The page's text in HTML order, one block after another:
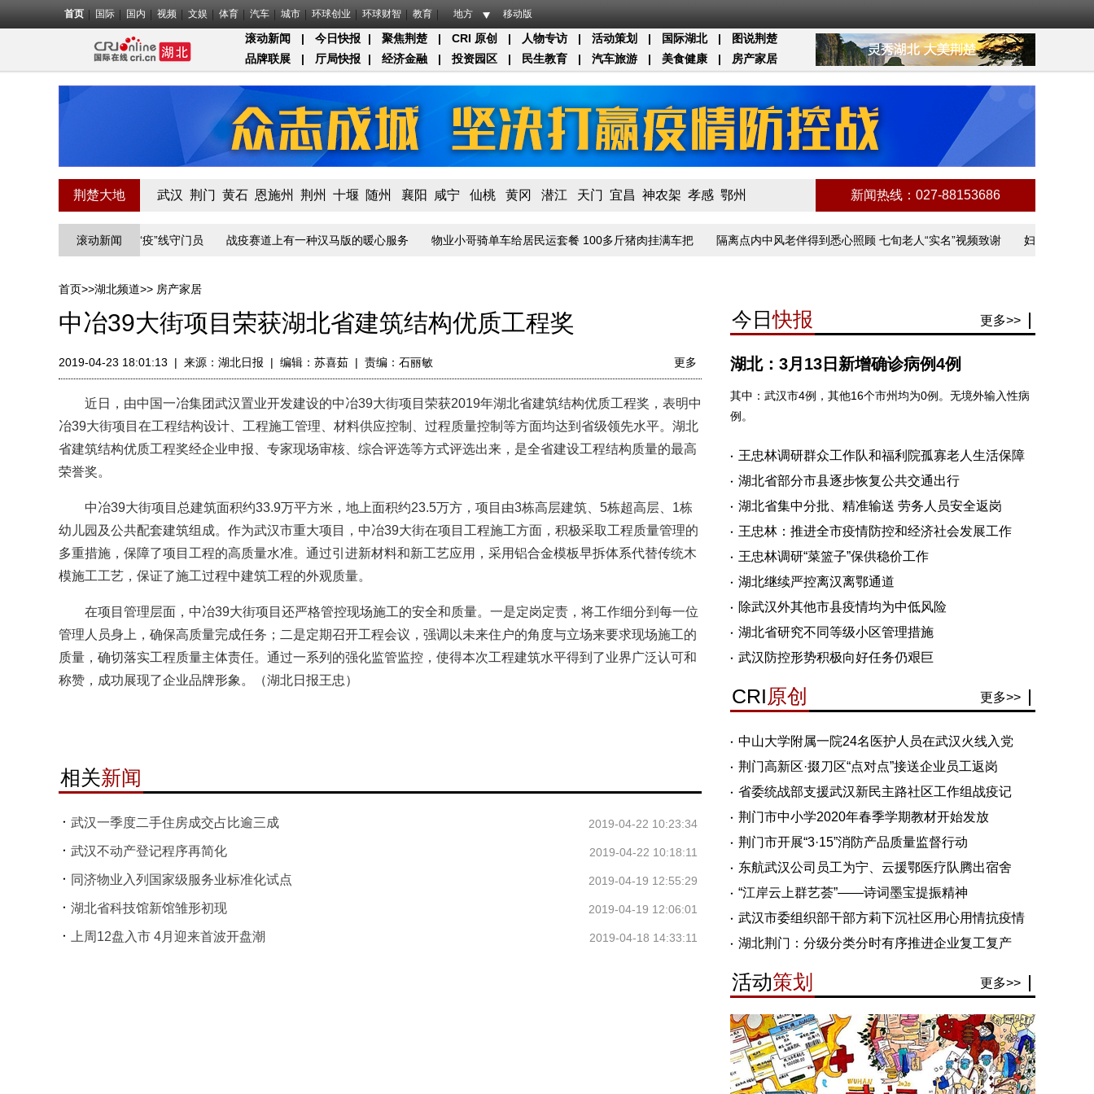
首页 国际 国内 视频 文娱 体育 汽车 城市 环球创业 环球财智 教育 地方 移动版
滚动新闻 | 今日快报 | 聚焦荆楚 | CRI 原创 | 人物专访 | 活动策划 | 国际湖北 |
图说荆楚
品牌联展
| 厅局快报 | 经济金融 | 投资园区 | 民生教育 | 汽车旅游 | 美食健康 | 房产家居
荆楚大地 武汉 荆门 黄石 恩施州 荆州 十堰 随州 襄阳 咸宁 仙桃 黄冈 潜江 天门 宜昌 神农架 孝感 鄂州 新闻热线：027-88153686
滚动新闻
长江入湖北第一关的“疫”线守门员 战疫赛道上有一种汉马版的暖心服务 物业小哥骑单车给居民运套餐 100多斤猪肉挂满车把 隔离点内中风老伴得到悉心照顾 七旬老人“实名”视频致谢 妇女节6名一线
首页>>湖北频道>> 房产家居
中冶39大街项目荣获湖北省建筑结构优质工程奖
2019-04-23 18:01:13 | 来源： 湖北日报 | 编辑：苏喜茹 | 责编：石丽敏 更多
近日，由中国一冶集团武汉置业开发建设的中冶39大街项目荣获2019年湖北省建筑结构优质工程奖，表明中
冶39大街项目在工程结构设计、工程施工管理、材料供应控制、过程质量控制等方面均达到省级领先水平。湖北
省建筑结构优质工程奖经企业申报、专家现场审核、综合评选等方式评选出来，是全省建设工程结构质量的最高
荣誉奖。
中冶39大街项目总建筑面积约33.9万平方米，地上面积约23.5万方，项目由3栋高层建筑、5栋超高层、1栋
幼儿园及公共配套建筑组成。作为武汉市重大项目，中冶39大街在项目工程施工方面，积极采取工程质量管理的
多重措施，保障了项目工程的高质量水准。通过引进新材料和新工艺应用，采用铝合金模板早拆体系代替传统木
模施工工艺，保证了施工过程中建筑工程的外观质量。
在项目管理层面，中冶39大街项目还严格管控现场施工的安全和质量。一是定岗定责，将工作细分到每一位
管理人员身上，确保高质量完成任务；二是定期召开工程会议，强调以未来住户的角度与立场来要求现场施工的
质量，确切落实工程质量主体责任。通过一系列的强化监管监控，使得本次工程建筑水平得到了业界广泛认可和
称赞，成功展现了企业品牌形象。（湖北日报王忠）
相关新闻
武汉一季度二手住房成交占比逾三成 2019-04-22 10:23:34
武汉不动产登记程序再简化 2019-04-22 10:18:11
同济物业入列国家级服务业标准化试点 2019-04-19 12:55:29
湖北省科技馆新馆雏形初现 2019-04-19 12:06:01
上周12盘入市 4月迎来首波开盘潮 2019-04-18 14:33:11
今日快报 更多>>
湖北：3月13日新增确诊病例4例
其中：武汉市4例，其他16个市州均为0例。无境外输入性病
例。
王忠林调研群众工作队和福利院孤寡老人生活保障
湖北省部分市县逐步恢复公共交通出行
湖北省集中分批、精准输送 劳务人员安全返岗
王忠林：推进全市疫情防控和经济社会发展工作
王忠林调研“菜篮子”保供稳价工作
湖北继续严控离汉离鄂通道
除武汉外其他市县疫情均为中低风险
湖北省研究不同等级小区管理措施
武汉防控形势积极向好任务仍艰巨
CRI原创 更多>>
中山大学附属一院24名医护人员在武汉火线入党
荆门高新区·掇刀区“点对点”接送企业员工返岗
省委统战部支援武汉新民主路社区工作组战疫记
荆门市中小学2020年春季学期教材开始发放
荆门市开展“3·15”消防产品质量监督行动
东航武汉公司员工为宁、云援鄂医疗队腾出宿舍
“江岸云上群艺荟”——诗词墨宝提振精神
武汉市委组织部干部方莉下沉社区用心用情抗疫情
湖北荆门：分级分类分时有序推进企业复工复产
活动策划 更多>>